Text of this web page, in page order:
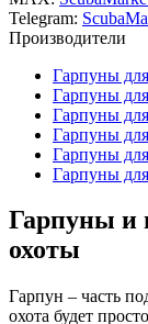
Telegram:
Производители
Гарпуны
Гарпуны
Гарпуны
Гарпуны
Гарпуны
Гарпуны
Гарпуны и
охоты
Гарпун – часть
охота будет